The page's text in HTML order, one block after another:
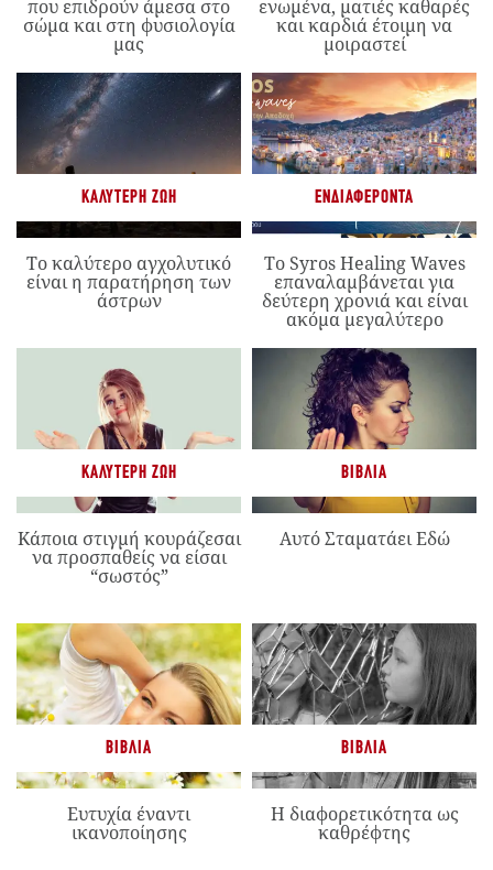
που επιδρούν άμεσα στο
σώμα και στη φυσιολογία
μας
ενωμένα, ματιές καθαρές
και καρδιά έτοιμη να
μοιραστεί
ΚΑΛΎΤΕΡΗ ΖΩΉ
Το καλύτερο αγχολυτικό
είναι η παρατήρηση των
άστρων
ΕΝΔΙΑΦΈΡΟΝΤΑ
Το Syros Healing Waves
επαναλαμβάνεται για
δεύτερη χρονιά και είναι
ακόμα μεγαλύτερο
ΚΑΛΎΤΕΡΗ ΖΩΉ
Κάποια στιγμή κουράζεσαι
να προσπαθείς να είσαι
“σωστός”
ΒΙΒΛΊΑ
Αυτό Σταματάει Εδώ
ΒΙΒΛΊΑ
Ευτυχία έναντι
ικανοποίησης
ΒΙΒΛΊΑ
Η διαφορετικότητα ως
καθρέφτης